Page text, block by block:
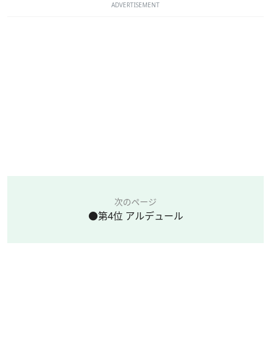
ADVERTISEMENT
次のページ
●第4位 アルデュール